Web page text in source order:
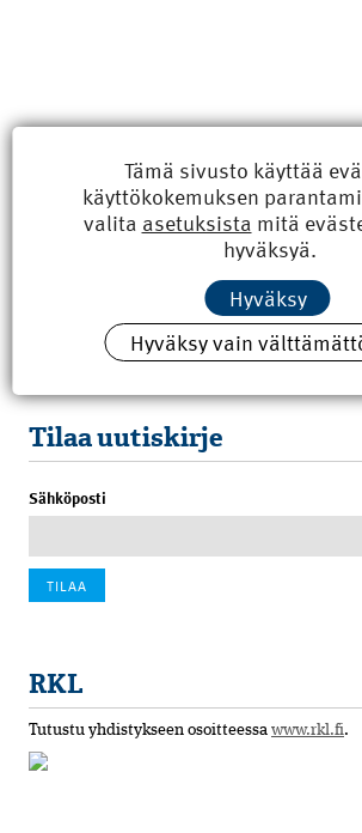
Uusimmat
Kyberisku kiinteistötietoihin haittaisi
8.6.2026 15:21
100 vuotta sitten: Rajajoen uusi
Tilaa uutiskirje
Sähköposti
RKL
Tutustu yhdistykseen osoitteessa www.rkl.fi.
Tämä sivusto käyttää
käyttökokemuksen
valita asetuksista mitä
hyväksyä.
Hyväksy
Hyväksy vain